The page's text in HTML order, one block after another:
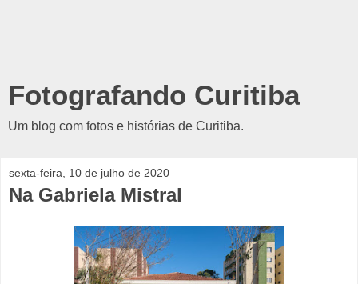
Fotografando Curitiba
Um blog com fotos e histórias de Curitiba.
sexta-feira, 10 de julho de 2020
Na Gabriela Mistral